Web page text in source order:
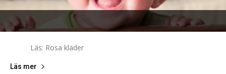
Läs: Rosa kläder
Läs mer